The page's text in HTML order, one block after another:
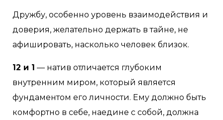
Дружбу, особенно уровень взаимодействия и
доверия, желательно держать в тайне, не
афишировать, насколько человек близок.
12 и 1 — натив отличается глубоким
внутренним миром, который является
фундаментом его личности. Ему должно быть
комфортно в себе, наедине с собой, должна